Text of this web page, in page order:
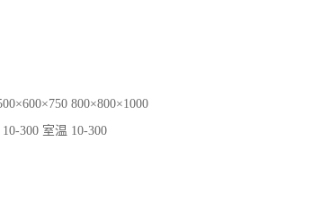
800×800×1000
300 室温 10-300